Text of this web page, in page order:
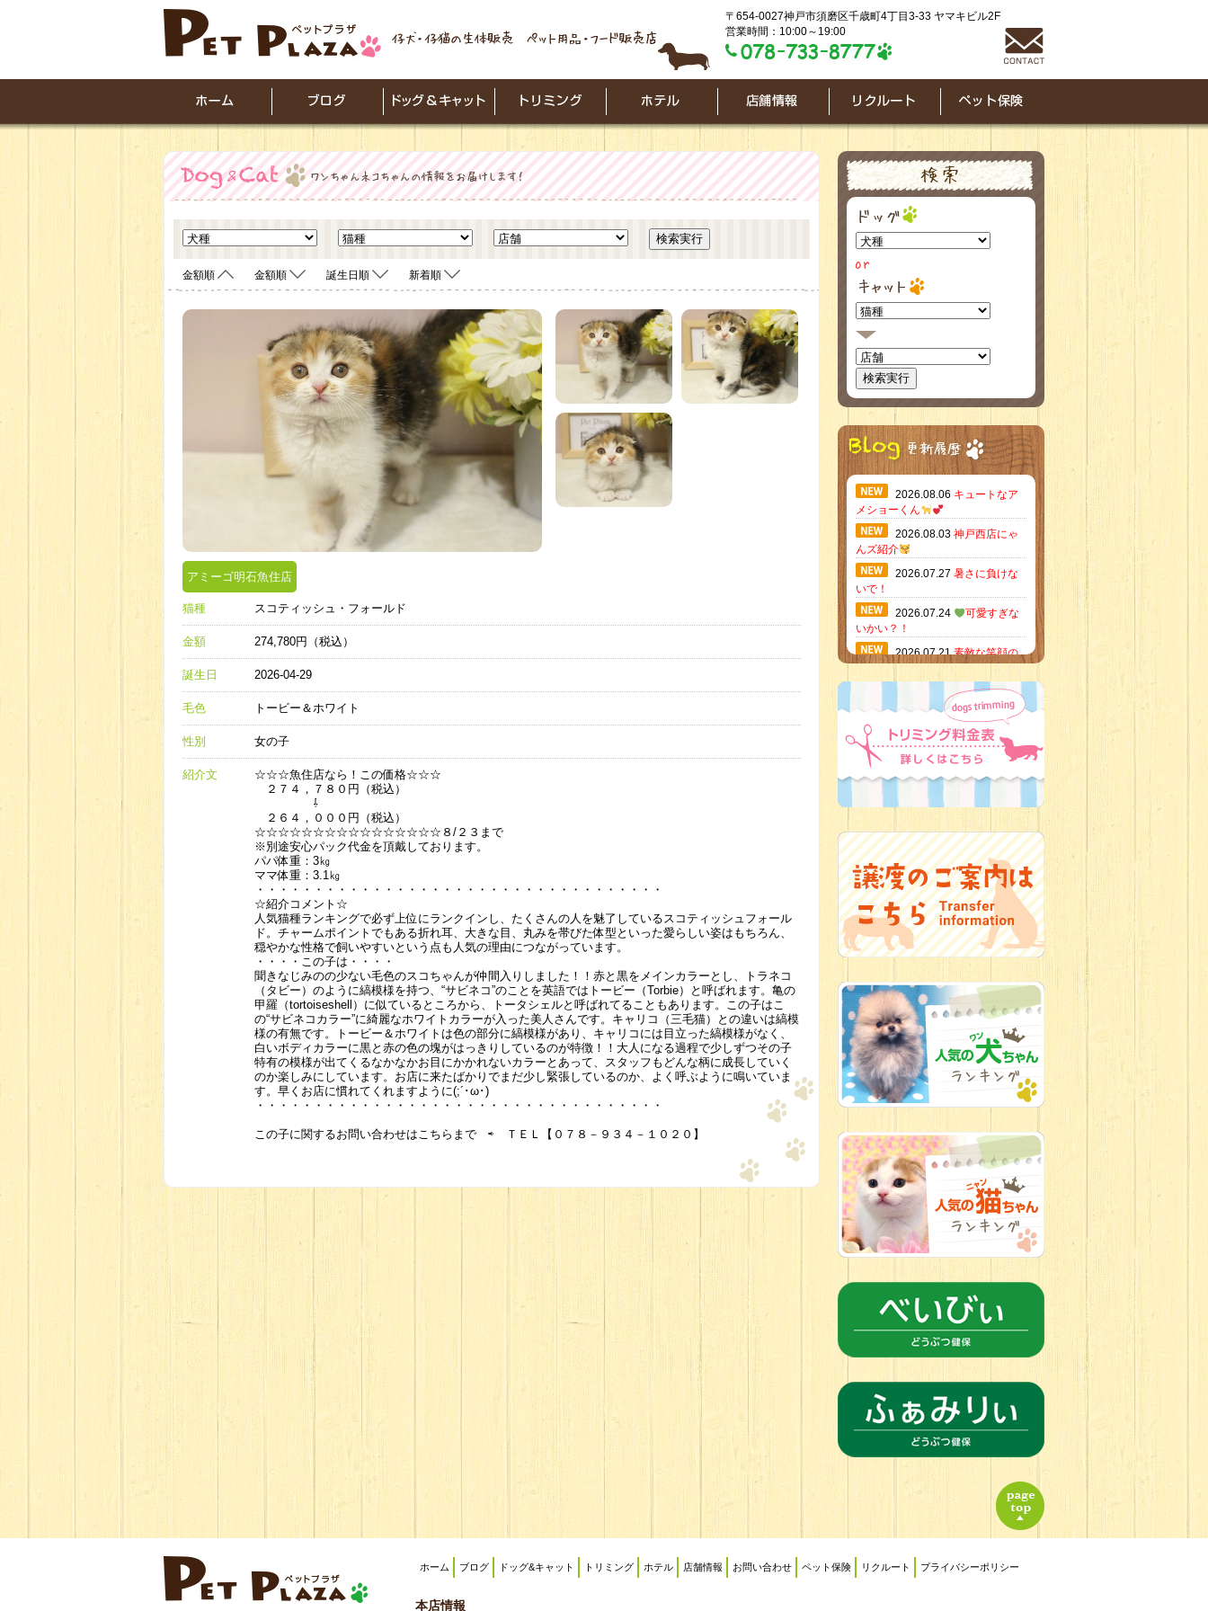
〒654-0027神戸市須磨区千歳町4丁目3-33 ヤマキビル2F
営業時間：10:00～19:00
金額順 金額順 誕生日順 新着順
<
アミーゴ明石魚住店
猫種 スコティッシュ・フォールド
金額 274,780円（税込）
誕生日 2026-04-29
毛色 トービー＆ホワイト
性別 女の子
紹介文
☆☆☆魚住店なら！この価格☆☆☆
２７４，７８０円（税込）
⇩
２６４，０００円（税込）
☆☆☆☆☆☆☆☆☆☆☆☆☆☆☆☆８/２３まで
※別途安心パック代金を頂戴しております。
パパ体重：3㎏
ママ体重：3.1㎏
・・・・・・・・・・・・・・・・・・・・・・・・・・・・・・・・・・・
☆紹介コメント☆
人気猫種ランキングで必ず上位にランクインし、たくさんの人を魅了しているスコティッシュフォール
ド。チャームポイントでもある折れ耳、大きな目、丸みを帯びた体型といった愛らしい姿はもちろん、
穏やかな性格で飼いやすいという点も人気の理由につながっています。
・・・・この子は・・・・
聞きなじみのの少ない毛色のスコちゃんが仲間入りしました！！赤と黒をメインカラーとし、トラネコ
（タビー）のように縞模様を持つ、“サビネコ”のことを英語ではトービー（Torbie）と呼ばれます。亀の
甲羅（tortoiseshell）に似ているところから、トータシェルと呼ばれてることもあります。この子はこ
の“サビネコカラー”に綺麗なホワイトカラーが入った美人さんです。キャリコ（三毛猫）との違いは縞模
様の有無です。トービー＆ホワイトは色の部分に縞模様があり、キャリコには目立った縞模様がなく、
白いボディカラーに黒と赤の色の塊がはっきりしているのが特徴！！大人になる過程で少しずつその子
特有の模様が出てくるなかなかお目にかかれないカラーとあって、スタッフもどんな柄に成長していく
のか楽しみにしています。お店に来たばかりでまだ少し緊張しているのか、よく呼ぶように鳴いていま
す。早くお店に慣れてくれますように(;´･ω･)
・・・・・・・・・・・・・・・・・・・・・・・・・・・・・・・・・・・
この子に関するお問い合わせはこちらまで ⇨ ＴＥＬ【０７８－９３４－１０２０】
2026.08.06 キュートなア
メショーくん
2026.08.03 神戸西店にゃ
んズ紹介
2026.07.27 暑さに負けな
いで！
2026.07.24
可愛すぎな
いかい？！
2026.07.21素敵な笑顔の
当店のイチオ
シにゃんこ
2026.07.15
ミニチュア
ピンシャーのご紹介
2026.07.09加古川店：可
2026.07.06 新入生紹介
2026.07.03ちびっこワン
コ
2026.07.01ダラダラな猫
スタッフ
2026.06.24
人懐っこすぎ
なわんちゃんず
2026.06.21
転入生のご紹
介(*ﾉωﾉ)
ホーム ブログ ドッグ&キャット トリミング ホテル 店舗情報 お問い合わせ ペット保険 リクルート プライバシーポリシー
本店情報